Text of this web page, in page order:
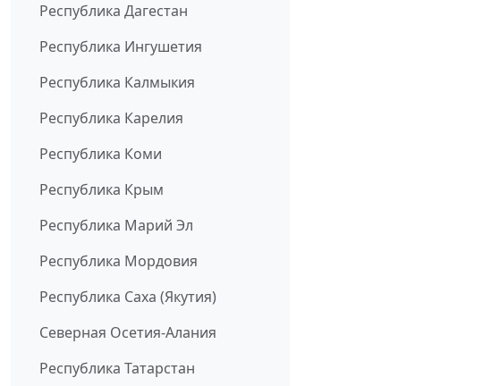
Республика Дагестан
Республика Ингушетия
Республика Калмыкия
Республика Карелия
Республика Коми
Республика Крым
Республика Марий Эл
Республика Мордовия
Республика Саха (Якутия)
Северная Осетия-Алания
Республика Татарстан